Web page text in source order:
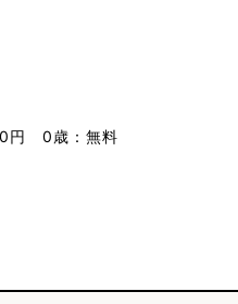
円 0歳：無料